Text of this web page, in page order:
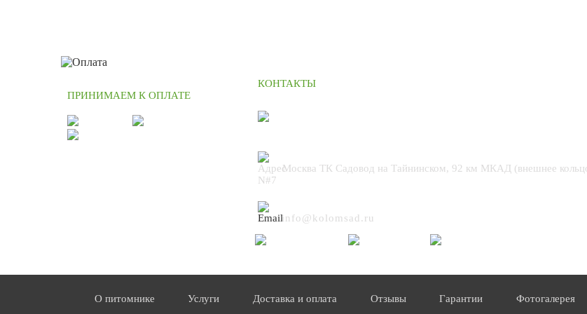
ПРИНИМАЕМ К ОПЛАТЕ
КОНТАКТЫ
Москва ТК Садовод на Тайнинском, 92 км МКАД (внешнее
N#7
info@kolomsad.ru
О питомнике Услуги Доставка и оплата Отзывы Гарантии Фотогалерея